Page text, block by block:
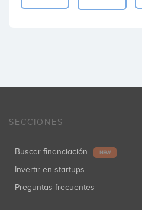
SECCIONES
Buscar financiación NEW
Invertir en startups
Preguntas frecuentes